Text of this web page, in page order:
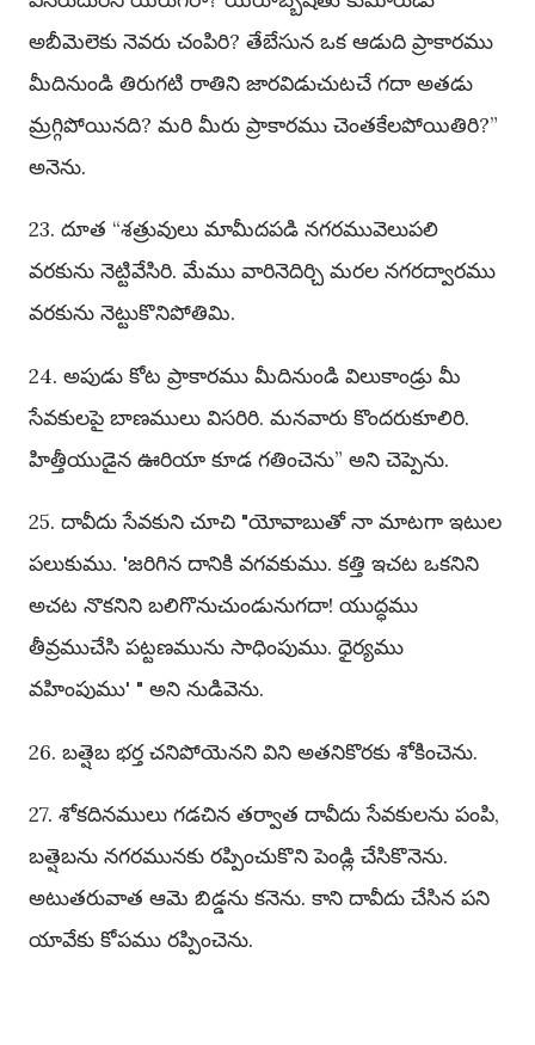
అబీమెలెకు నెవరు చంపిరి? తేబేసున ఒక ఆడుది ప్రాకారము
మీదినుండి తిరుగటి రాతిని జారవిడుచుటచే గదా అతడు
మ్రగ్గిపోయినది? మరి మీరు ప్రాకారము చెంతకేలపోయితిరి?”
అనెను.
23. దూత “శత్రువులు మామీదపడి నగరమువెలుపలి
వరకును నెట్టివేసిరి. మేము వారినెదిర్చి మరల నగరద్వారము
వరకును నెట్టుకొనిపోతిమి.
24. అపుడు కోట ప్రాకారము మీదినుండి విలుకాండ్రు మీ
సేవకులపై బాణములు విసరిరి. మనవారు కొందరుకూలిరి.
హిత్తీయుడైన ఊరియా కూడ గతించెను” అని చెప్పెను.
25. దావీదు సేవకుని చూచి "యోవాబుతో నా మాటగా ఇటుల
పలుకుము. 'జరిగిన దానికి వగవకుము. కత్తి ఇచట ఒకనిని
అచట నొకనిని బలిగొనుచుండునుగదా! యుద్ధము
తీవ్రముచేసి పట్టణమును సాధింపుము. ధైర్యము
వహింపుము' " అని నుడివెను.
26. బత్షెబ భర్త చనిపోయెనని విని అతనికొరకు శోకించెను.
27. శోకదినములు గడచిన తర్వాత దావీదు సేవకులను పంపి,
బత్షెబను నగరమునకు రప్పించుకొని పెండ్లి చేసికొనెను.
అటుతరువాత ఆమె బిడ్డను కనెను. కాని దావీదు చేసిన పని
యావేకు కోపము రప్పించెను.